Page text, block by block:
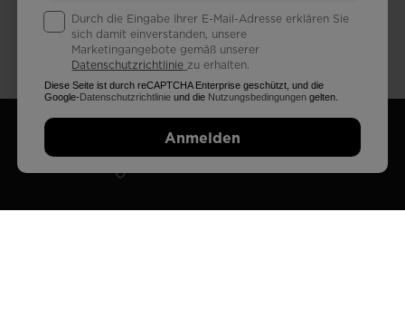
Durch die Eingabe Ihrer E-Mail-Adresse erklären Sie
sich damit einverstanden, unsere
Marketingangebote gemäß unserer
Datenschutzrichtlinie zu erhalten.
Diese Seite ist durch reCAPTCHA Enterprise geschützt, und die
Google- Datenschutzrichtlinie und die Nutzungsbedingungen gelten.
Anmelden
KUNDENSERVICE
auch über Whatsapp
EINE FRAGE?
Lesen du unsere FAQ
EIN GESCHÄFT FINDEN